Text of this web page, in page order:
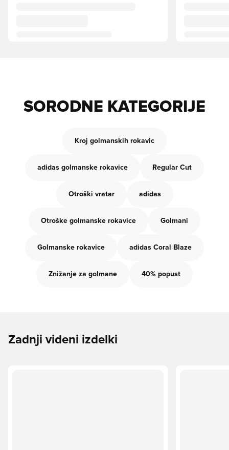
SORODNE KATEGORIJE
Kroj golmanskih rokavic
adidas golmanske rokavice Regular Cut
Otroški vratar adidas
Otroške golmanske rokavice Golmani
Golmanske rokavice adidas Coral Blaze
Znižanje za golmane 40% popust
Zadnji videni izdelki